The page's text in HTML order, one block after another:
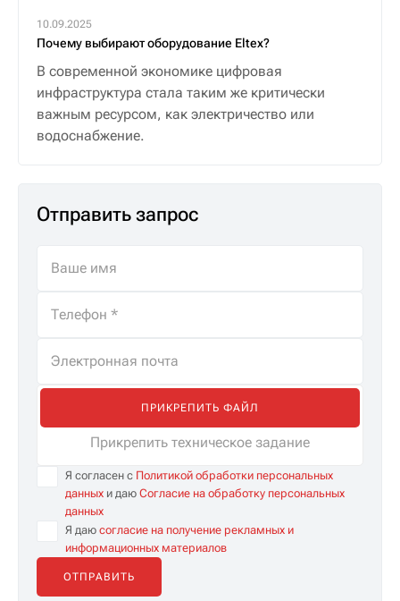
10.09.2025
Почему выбирают оборудование Eltex?
В современной экономике цифровая
инфраструктура стала таким же критически
важным ресурсом, как электричество или
водоснабжение.
Отправить запрос
ПРИКРЕПИТЬ ФАЙЛ
Прикрепить техническое задание
Я согласен с Политикой обработки персональных
данных и даю Согласие на обработку персональных
данных
Я даю согласие на получение рекламных и
информационных материалов